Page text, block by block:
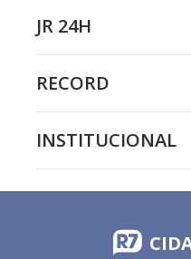
JR 24H
RECORD
INSTITUCIONAL